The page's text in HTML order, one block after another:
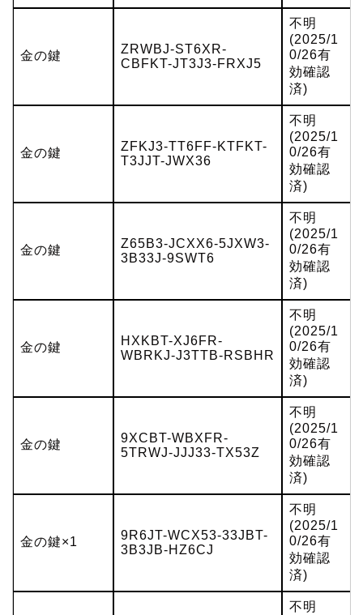
金の鍵
ZRWBJ-ST6XR-
CBFKT-JT3J3-FRXJ5
不明
(2025/1
0/26有
効確認
済)
金の鍵
ZFKJ3-TT6FF-KTFKT-
T3JJT-JWX36
不明
(2025/1
0/26有
効確認
済)
金の鍵
Z65B3-JCXX6-5JXW3-
3B33J-9SWT6
不明
(2025/1
0/26有
効確認
済)
金の鍵
HXKBT-XJ6FR-
WBRKJ-J3TTB-RSBHR
不明
(2025/1
0/26有
効確認
済)
金の鍵
9XCBT-WBXFR-
5TRWJ-JJJ33-TX53Z
不明
(2025/1
0/26有
効確認
済)
金の鍵×1
9R6JT-WCX53-33JBT-
3B3JB-HZ6CJ
不明
(2025/1
0/26有
効確認
済)
不明